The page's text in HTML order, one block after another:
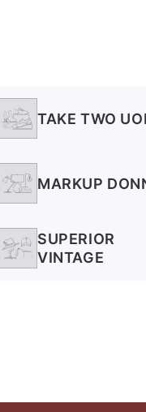
TAKE TWO
MARKUP
SUPERIOR
VINTAGE
Accesso